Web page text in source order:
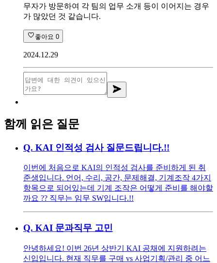
무자가 방문하여 각 팀의 업무 소개 등이 이어지는 경우
가 많았던 것 같습니다.
좋아요 0
2024.12.29
함께 읽은 질문
Q. KAI 인적성 검사 질문드립니다.!!
이번에 처음으로 KAI의 인적성 검사를 준비하게 된 취
준생입니다. 언어, 수리, 공간, 문제해결, 기계조작 4가지
항목으로 되어있는데 기계 조작은 어떻게 준비를 해야할
까요 ?? 직무는 임무 SW입니다.!!
Q. KAI 문과직무 고민
안녕하세요! 이번 26년 상반기 KAI 공채에 지원하려는
신입입니다. 현재 직무를 구매 vs 사업기획/관리 중 어느